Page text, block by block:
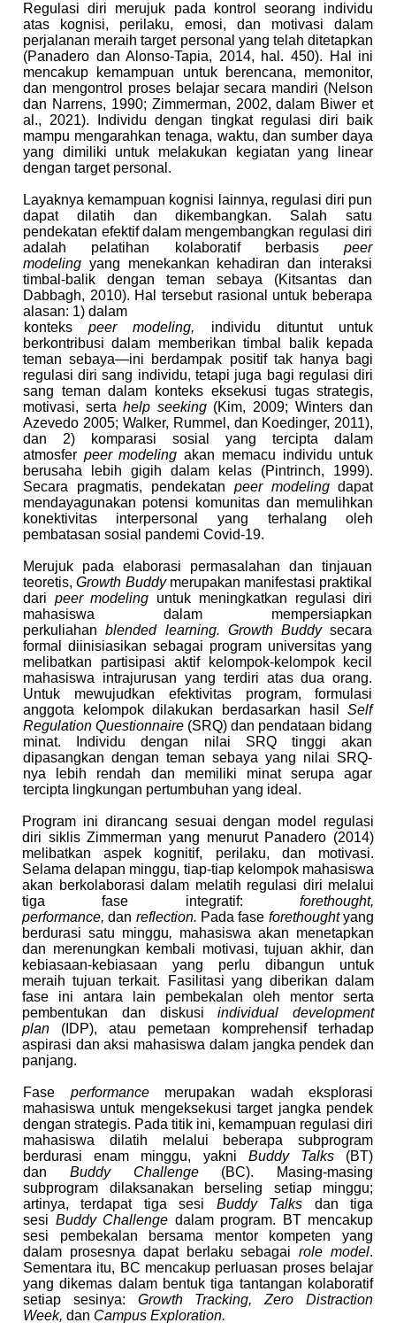
Regulasi diri merujuk pada kontrol seorang individu
atas kognisi, perilaku, emosi, dan motivasi dalam
perjalanan meraih target personal yang telah ditetapkan
(Panadero dan Alonso-Tapia, 2014, hal. 450). Hal ini
mencakup kemampuan untuk berencana, memonitor,
dan mengontrol proses belajar secara mandiri (Nelson
dan Narrens, 1990; Zimmerman, 2002, dalam Biwer et
al., 2021). Individu dengan tingkat regulasi diri baik
mampu mengarahkan tenaga, waktu, dan sumber daya
yang dimiliki untuk melakukan kegiatan yang linear
dengan target personal.
Layaknya kemampuan kognisi lainnya, regulasi diri pun
dapat dilatih dan dikembangkan. Salah satu
pendekatan efektif dalam mengembangkan regulasi diri
adalah pelatihan kolaboratif berbasis peer
modeling yang menekankan kehadiran dan interaksi
timbal-balik dengan teman sebaya (Kitsantas dan
Dabbagh, 2010). Hal tersebut rasional untuk beberapa
alasan: 1) dalam
kontekspeer modeling, individu dituntut untuk
berkontribusi dalam memberikan timbal balik kepada
teman sebaya—ini berdampak positif tak hanya bagi
regulasi diri sang individu, tetapi juga bagi regulasi diri
sang teman dalam konteks eksekusi tugas strategis,
motivasi, sertahelp seeking (Kim, 2009; Winters dan
Azevedo 2005; Walker, Rummel, dan Koedinger, 2011),
dan 2) komparasi sosial yang tercipta dalam
atmosfer peer modelingakan memacu individu untuk
berusaha lebih gigih dalam kelas (Pintrinch, 1999).
Secara pragmatis, pendekatan peer modelingdapat
mendayagunakan potensi komunitas dan memulihkan
konektivitas interpersonal yang terhalang oleh
pembatasan sosial pandemi Covid-19.
Merujuk pada elaborasi permasalahan dan tinjauan
teoretis,Growth Buddy merupakan manifestasi praktikal
dari peer modeling untuk meningkatkan regulasi diri
mahasiswa dalam mempersiapkan
perkuliahanblended learning. Growth Buddysecara
formal diinisiasikan sebagai program universitas yang
melibatkan partisipasi aktif kelompok-kelompok kecil
mahasiswa intrajurusan yang terdiri atas dua orang.
Untuk mewujudkan efektivitas program, formulasi
anggota kelompok dilakukan berdasarkan hasilSelf
Regulation Questionnaire (SRQ) dan pendataan bidang
minat. Individu dengan nilai SRQ tinggi akan
dipasangkan dengan teman sebaya yang nilai SRQ-
nya lebih rendah dan memiliki minat serupa agar
tercipta lingkungan pertumbuhan yang ideal.
Program ini dirancang sesuai dengan model regulasi
diri siklis Zimmerman yang menurut Panadero (2014)
melibatkan aspek kognitif, perilaku, dan motivasi.
Selama delapan minggu, tiap-tiap kelompok mahasiswa
akan berkolaborasi dalam melatih regulasi diri melalui
tiga fase integratif: forethought,
performance,dan reflection. Pada fase forethoughtyang
berdurasi satu minggu, mahasiswa akan menetapkan
dan merenungkan kembali motivasi, tujuan akhir, dan
kebiasaan-kebiasaan yang perlu dibangun untuk
meraih tujuan terkait. Fasilitasi yang diberikan dalam
fase ini antara lain pembekalan oleh mentor serta
pembentukan dan diskusiindividual development
plan (IDP), atau pemetaan komprehensif terhadap
aspirasi dan aksi mahasiswa dalam jangka pendek dan
panjang.
Fase performance merupakan wadah eksplorasi
mahasiswa untuk mengeksekusi target jangka pendek
dengan strategis. Pada titik ini, kemampuan regulasi diri
mahasiswa dilatih melalui beberapa subprogram
berdurasi enam minggu, yakni Buddy Talks (BT)
dan Buddy Challenge (BC). Masing-masing
subprogram dilaksanakan berseling setiap minggu;
artinya, terdapat tiga sesi Buddy Talks dan tiga
sesi Buddy Challenge dalam program. BT mencakup
sesi pembekalan bersama mentor kompeten yang
dalam prosesnya dapat berlaku sebagairole model.
Sementara itu, BC mencakup perluasan proses belajar
yang dikemas dalam bentuk tiga tantangan kolaboratif
setiap sesinya: Growth Tracking, Zero Distraction
Week, dan Campus Exploration.